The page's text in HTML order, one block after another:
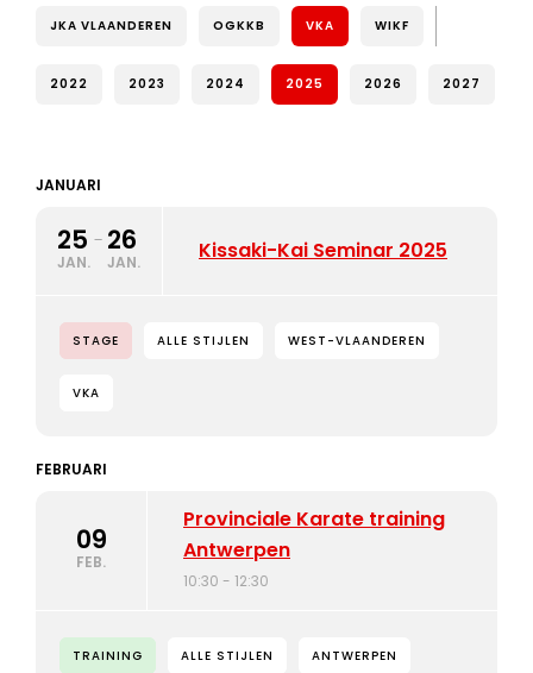
JKA VLAANDEREN OGKKB VKA WIKF
2022 2023 2024 2025 2026 2027
JANUARI
25
JAN.
- 26
JAN. Kissaki-Kai Seminar 2025
STAGE ALLE STIJLEN WEST-VLAANDEREN
VKA
FEBRUARI
09
FEB.
Provinciale Karate training
Antwerpen
10:30 - 12:30
TRAINING ALLE STIJLEN ANTWERPEN